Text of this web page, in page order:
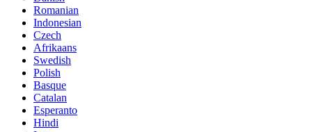
Romanian
Indonesian
Czech
Afrikaans
Swedish
Polish
Basque
Catalan
Esperanto
Hindi